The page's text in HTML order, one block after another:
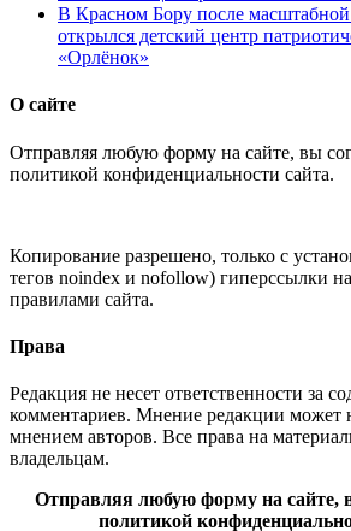
В Красном Бору после
открылся детский центр
«Орлёнок»
О сайте
Отправляя любую форму на сайте, вы
политикой конфиденциальности сайта.
Копирование разрешено, только с
тегов noindex и nofollow) гиперссылки
правилами сайта.
Права
Редакция не несет ответственности за
комментариев. Мнение редакции может
мнением авторов. Все права на
владельцам.
Отправляя любую форму на сайте,
политикой